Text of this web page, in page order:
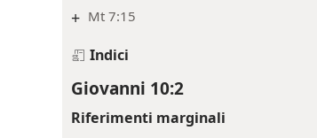
+ Mt 7:15
Indici
Giovanni 10:2
Riferimenti marginali